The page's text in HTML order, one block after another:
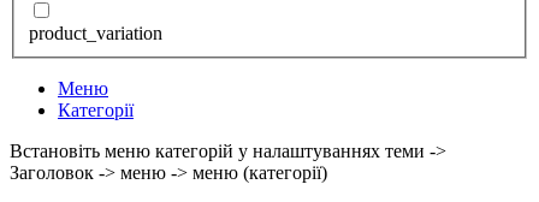
product_variation
Меню
Категорії
Встановіть меню категорій у налаштуваннях теми ->
Заголовок -> меню -> меню (категорії)